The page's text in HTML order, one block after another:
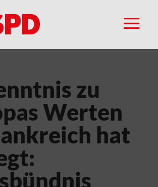
zu
Werten
hat